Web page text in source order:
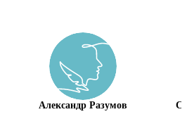
Александр Разумов